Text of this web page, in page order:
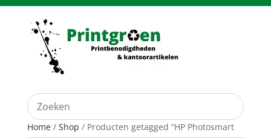
Home/ Shop / Producten getagged “HP Photosmart